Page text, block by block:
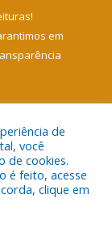
!
em
de Soure.
de
você
de cookies.
é feito, acesse
clique em